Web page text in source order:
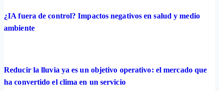
¿IA fuera de control? Impactos negativos en salud y medio
ambiente
Reducir la lluvia ya es un objetivo operativo: el mercado que
ha convertido el clima en un servicio